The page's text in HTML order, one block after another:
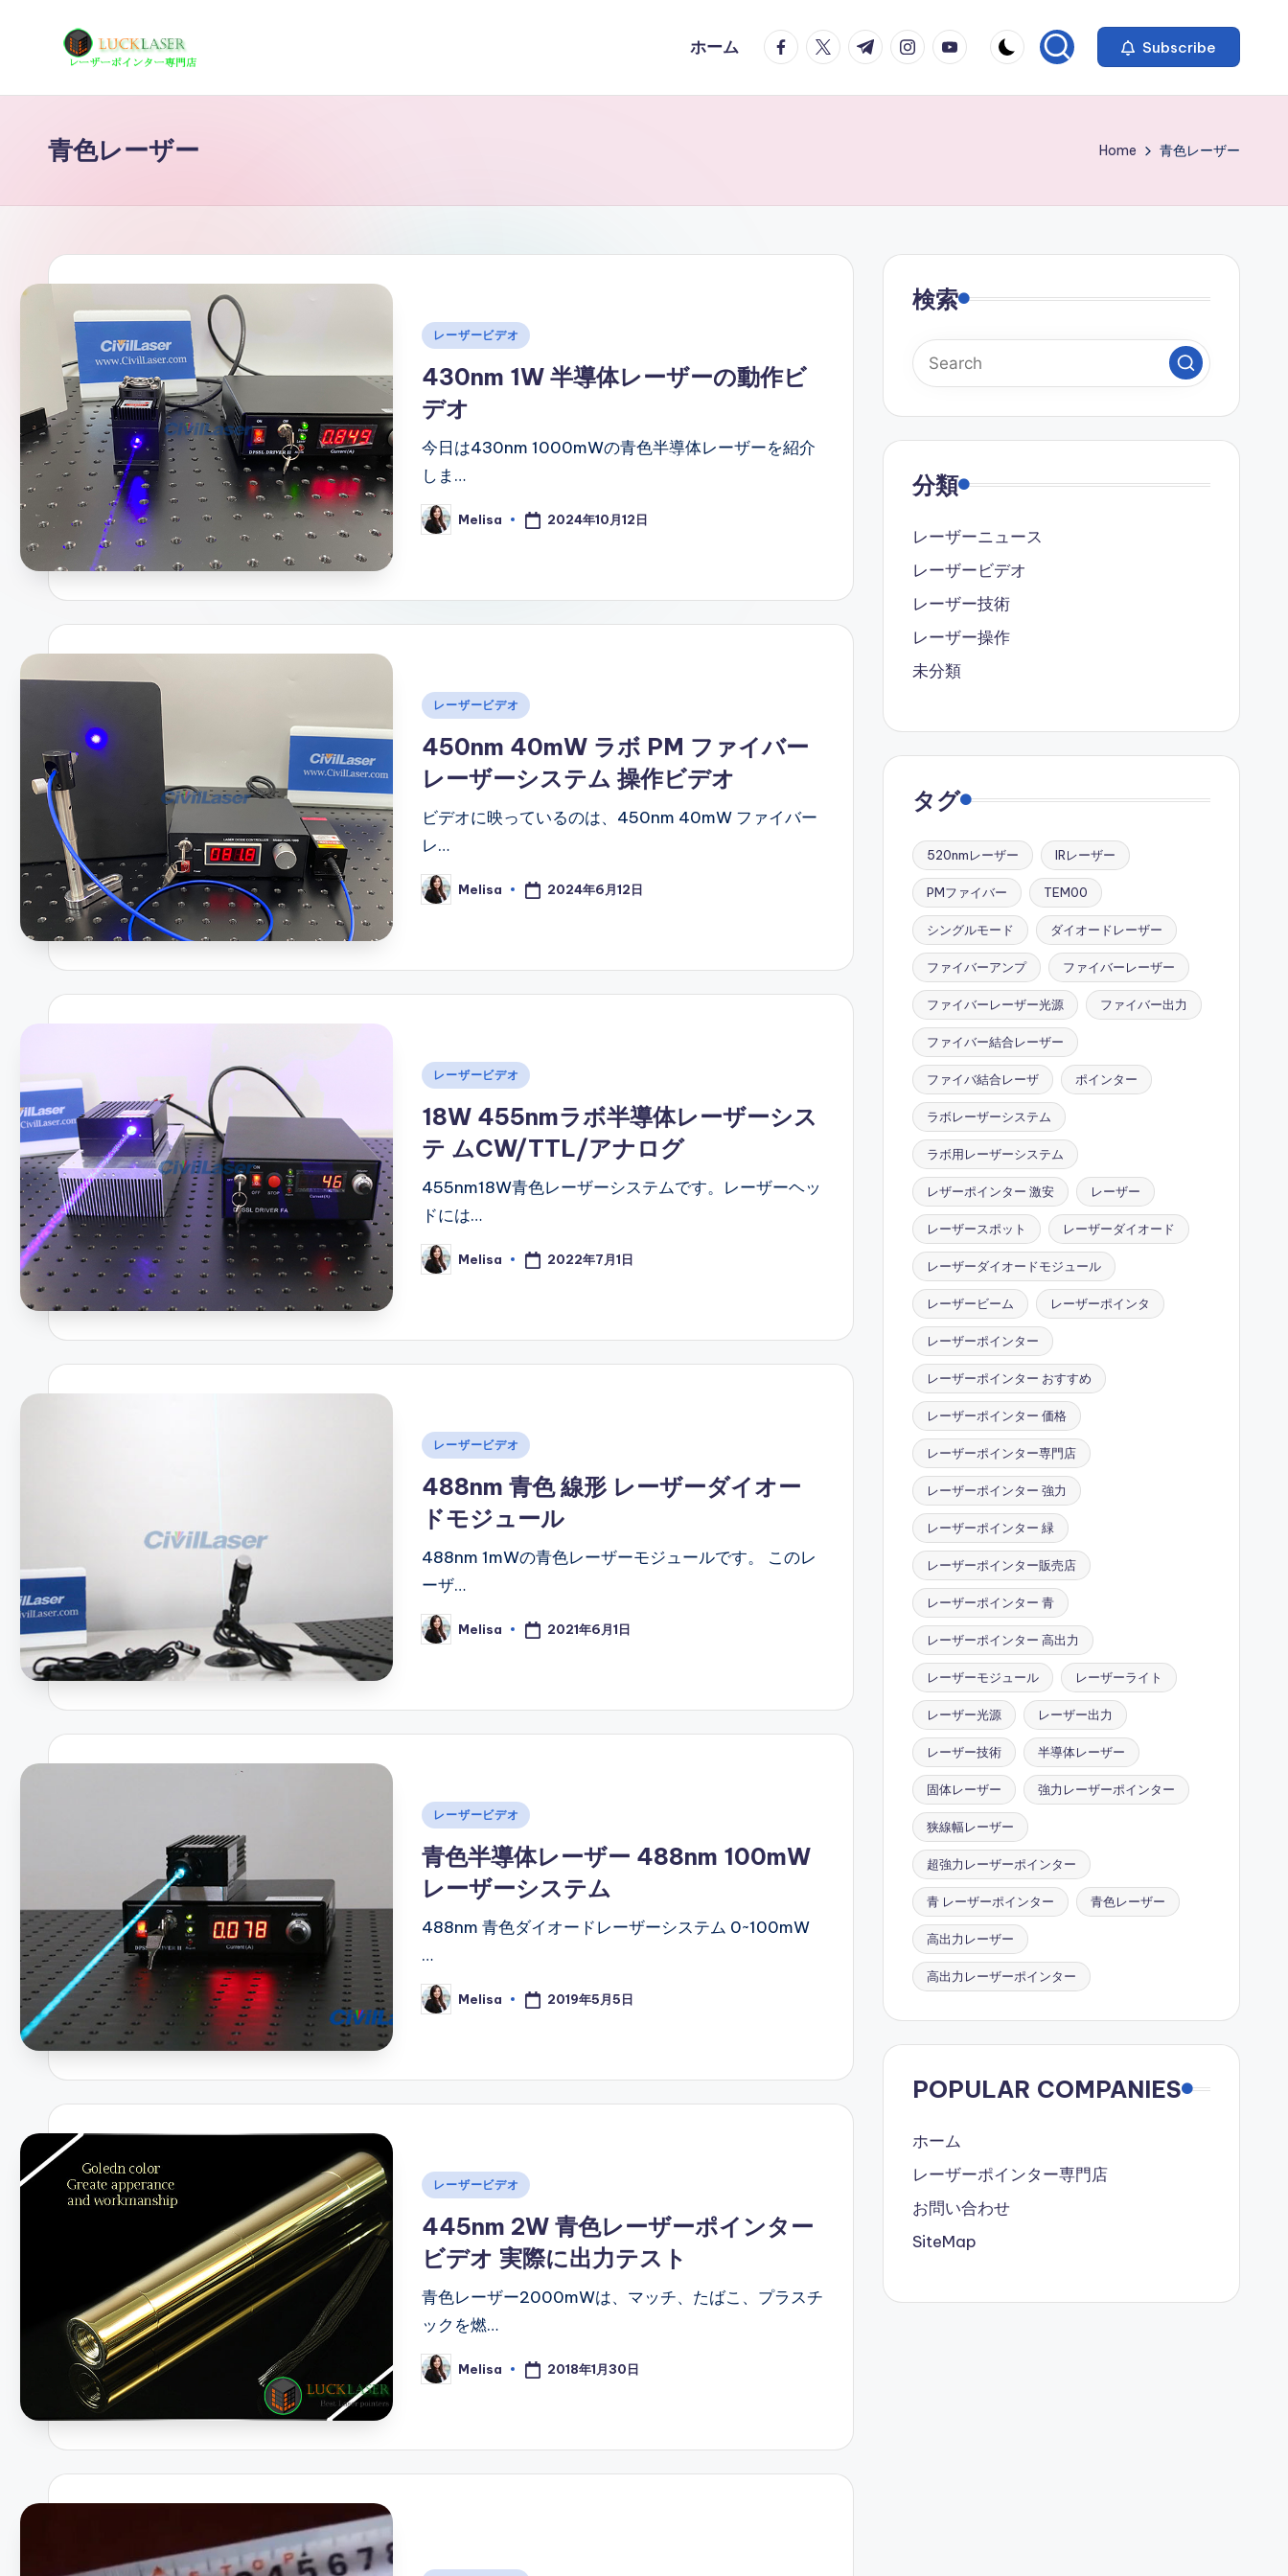
レ
ー
ザ
ー
の
科
学
技
術
情
報
ザ
ー
ン
タ
門
店
ホーム facebook.com
twitter.com
t.me instagram.com
youtube.com Subscribe
青色レーザー Home 青色レーザー
Posted
レーザービデオ
430nm 1W 半導体レーザーの動作ビ
デオ
今日は430nm 1000mWの青色半導体レーザーを紹介
しま…
Posted
by
Melisa 2024年10月12日
Posted
レーザービデオ
450nm 40mW ラボ PM ファイバー
レーザーシステム 操作ビデオ
ビデオに映っているのは、450nm 40mW ファイバー
レ…
Posted
by
Melisa 2024年6月12日
Posted
レーザービデオ
18W 455nmラボ半導体レーザーシス
テ ムCW/TTL/アナログ
455nm18W青色レーザーシステムです。レーザーヘッ
ドには…
Posted
by
Melisa 2022年7月1日
Posted
レーザービデオ
488nm 青色 線形 レーザーダイオー
ドモジュール
488nm 1mWの青色レーザーモジュールです。 このレ
ーザ…
Posted
by
Melisa 2021年6月1日
Posted
レーザービデオ
青色半導体レーザー 488nm 100mW
レーザーシステム
488nm 青色ダイオードレーザーシステム 0~100mW
…
Posted
by
Melisa 2019年5月5日
Posted
レーザービデオ
445nm 2W 青色レーザーポインター
ビデオ 実際に出力テスト
青色レーザー2000mWは、マッチ、たばこ、プラスチ
ックを燃…
Posted
by
Melisa 2018年1月30日
検索
分類
レーザーニュース
レーザービデオ
レーザー技術
レーザー操作
未分類
タグ
520nmレーザー IRレーザー
PMファイバー TEM00
シングルモード ダイオードレーザー
ファイバーアンプ ファイバーレーザー
ファイバーレーザー光源 ファイバー出力
ファイバー結合レーザー
ファイバ結合レーザ ポインター
ラボレーザーシステム
ラボ用レーザーシステム
レザーポインター 激安 レーザー
レーザースポット レーザーダイオード
レーザーダイオードモジュール
レーザービーム レーザーポインタ
レーザーポインター
レーザーポインター おすすめ
レーザーポインター 価格
レーザーポインター専門店
レーザーポインター 強力
レーザーポインター 緑
レーザーポインター販売店
レーザーポインター 青
レーザーポインター 高出力
レーザーモジュール レーザーライト
レーザー光源 レーザー出力
レーザー技術 半導体レーザー
固体レーザー 強力レーザーポインター
狭線幅レーザー
超強力レーザーポインター
青 レーザーポインター 青色レーザー
高出力レーザー
高出力レーザーポインター
POPULAR COMPANIES
ホーム
レーザーポインター専門店
お問い合わせ
SiteMap